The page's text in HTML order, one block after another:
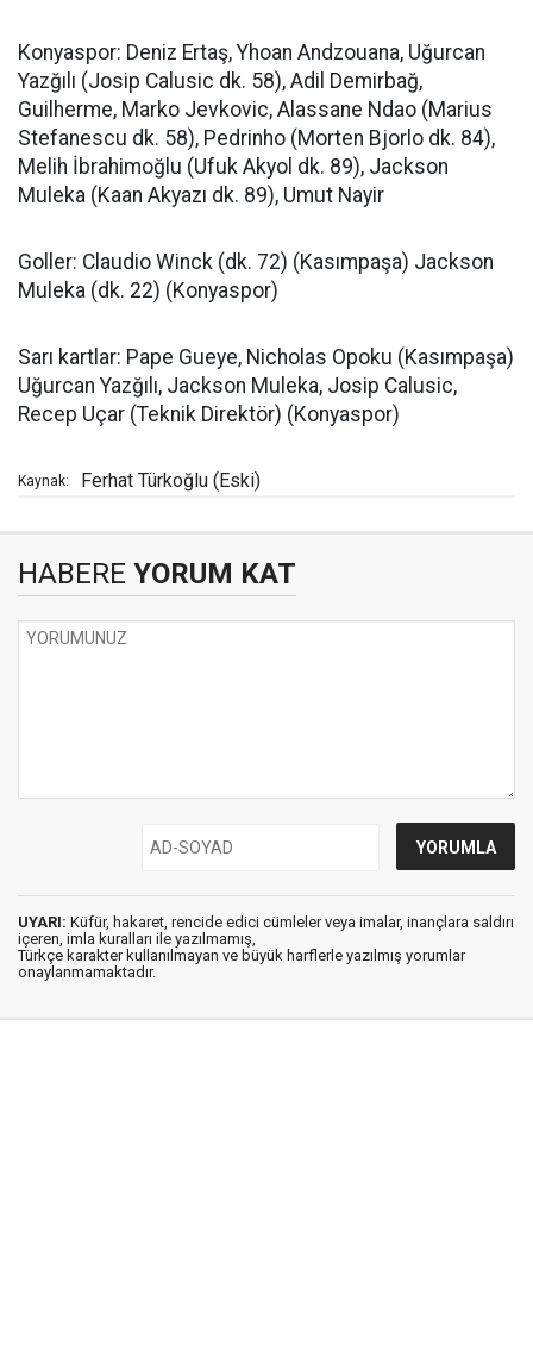
Konyaspor: Deniz Ertaş, Yhoan Andzouana, Uğurcan
Yazğılı (Josip Calusic dk. 58), Adil Demirbağ,
Guilherme, Marko Jevkovic, Alassane Ndao (Marius
Stefanescu dk. 58), Pedrinho (Morten Bjorlo dk. 84),
Melih İbrahimoğlu (Ufuk Akyol dk. 89), Jackson
Muleka (Kaan Akyazı dk. 89), Umut Nayir
Goller: Claudio Winck (dk. 72) (Kasımpaşa) Jackson
Muleka (dk. 22) (Konyaspor)
Sarı kartlar: Pape Gueye, Nicholas Opoku (Kasımpaşa)
Uğurcan Yazğılı, Jackson Muleka, Josip Calusic,
Recep Uçar (Teknik Direktör) (Konyaspor)
Kaynak: Ferhat Türkoğlu (Eski)
HABERE YORUM KAT
UYARI: Küfür, hakaret, rencide edici cümleler veya imalar, inançlara saldırı
içeren, imla kuralları ile yazılmamış,
Türkçe karakter kullanılmayan ve büyük harflerle yazılmış yorumlar
onaylanmamaktadır.